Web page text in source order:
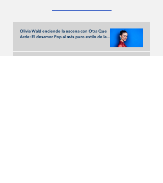
Olivia Wald enciende la escena con Otra Que
Arde: El desamor Pop al más puro estilo de la